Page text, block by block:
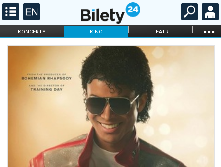
KONCERTY KINO TEATR ...
FILHARMONIA OPERA I BALET
STAND-UP
KARNETY